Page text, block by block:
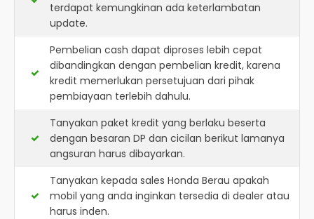
terdapat kemungkinan ada keterlambatan
update.
Pembelian cash dapat diproses lebih cepat
dibandingkan dengan pembelian kredit, karena
kredit memerlukan persetujuan dari pihak
pembiayaan terlebih dahulu.
Tanyakan paket kredit yang berlaku beserta
dengan besaran DP dan cicilan berikut lamanya
angsuran harus dibayarkan.
Tanyakan kepada sales Honda Berau apakah
mobil yang anda inginkan tersedia di dealer atau
harus inden.